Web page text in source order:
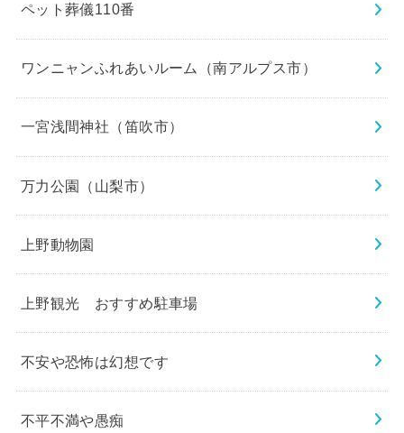
ペット葬儀110番
ワンニャンふれあいルーム（南アルプス市）
一宮浅間神社（笛吹市）
万力公園（山梨市）
上野動物園
上野観光 おすすめ駐車場
不安や恐怖は幻想です
不平不満や愚痴